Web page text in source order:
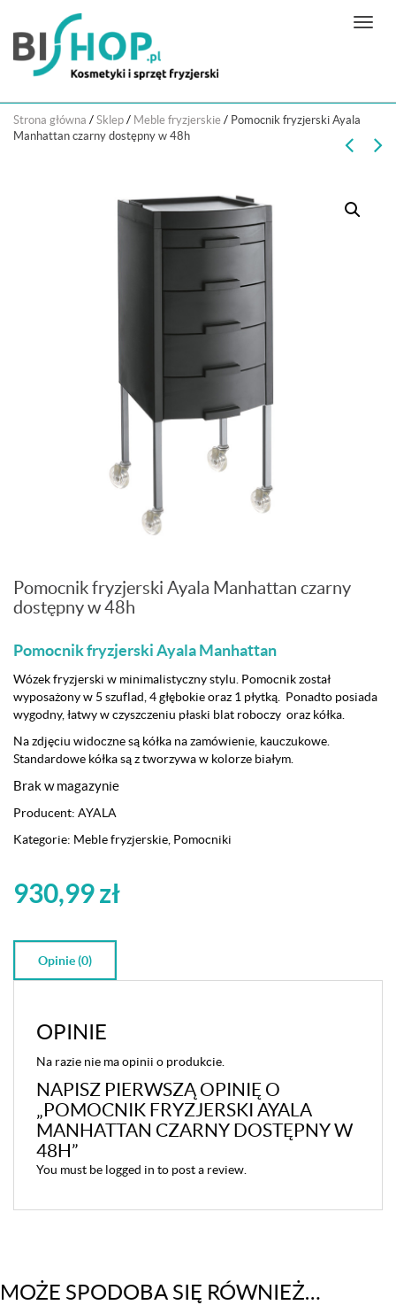
N
g
Strona główna / Sklep / Meble fryzjerskie / Pomocnik fryzjerski Ayala
Manhattan czarny dostępny w 48h
Pomocnik fryzjerski Ayala Manhattan czarny
dostępny w 48h
Pomocnik fryzjerski Ayala Manhattan
Wózek fryzjerski w minimalistyczny stylu. Pomocnik został
wyposażony w 5 szuflad, 4 głębokie oraz 1 płytką. Ponadto posiada
wygodny, łatwy w czyszczeniu płaski blat roboczy oraz kółka.
Na zdjęciu widoczne są kółka na zamówienie, kauczukowe.
Standardowe kółka są z tworzywa w kolorze białym.
Brak w magazynie
Producent: AYALA
Kategorie: Meble fryzjerskie Pomocniki
930,99zł
Opinie (0)
OPINIE
Na razie nie ma opinii o produkcie.
NAPISZ PIERWSZĄ OPINIĘ O
„POMOCNIK FRYZJERSKI AYALA
MANHATTAN CZARNY DOSTĘPNY W
48H”
You must be logged in to post a review.
MOŻE SPODOBA SIĘ RÓWNIEŻ…